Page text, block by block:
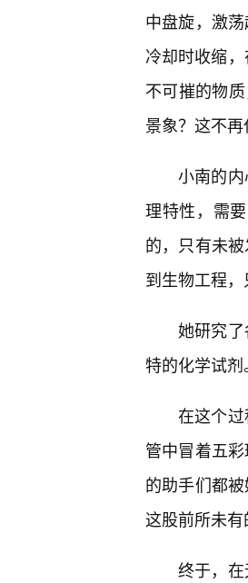
中盘旋，激
冷却时收缩
不可摧的物
景象？这不
小南的
理特性，需
的，只有未
到生物工程，
她研究
特的化学试剂
在这个
管中冒着五
的助手们都
这股前所未有
终于，